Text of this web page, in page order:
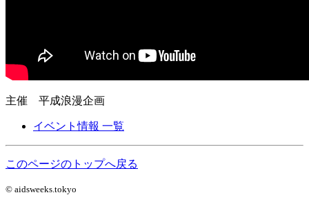
主催 平成浪漫企画
イベント情報 一覧
このページのトップへ戻る
© aidsweeks.tokyo